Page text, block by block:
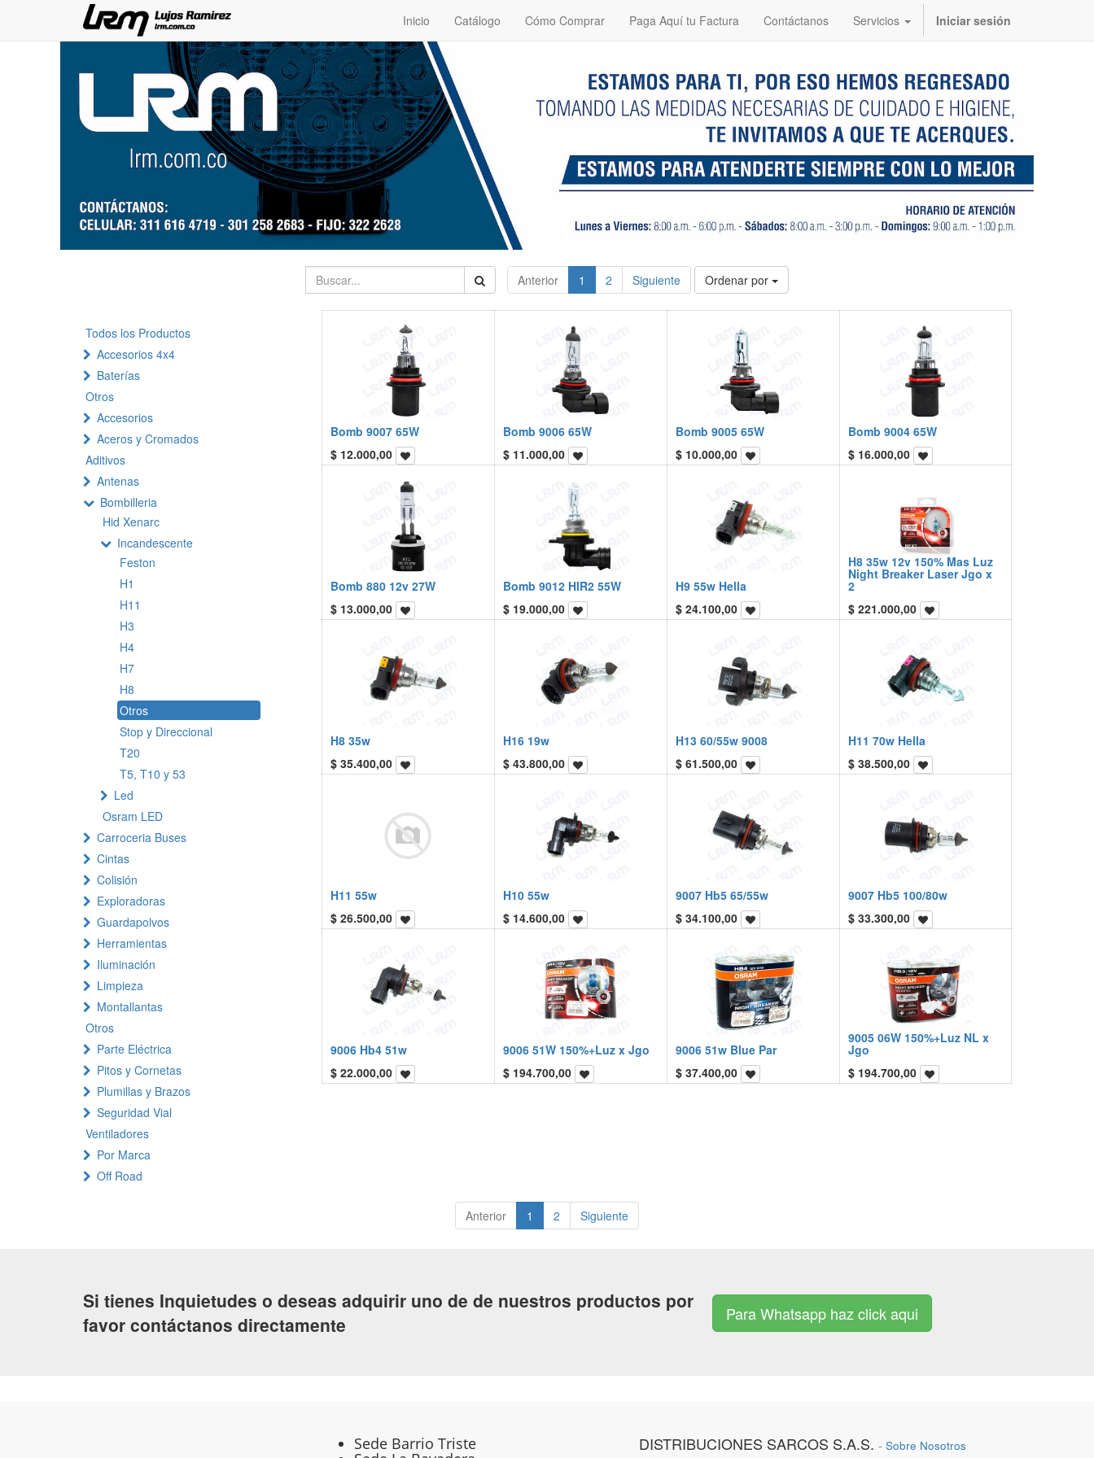
Inicio Catálogo Cómo Comprar Paga Aquí tu Factura Contáctanos Servicios Iniciar sesión
Anterior 1 2 Siguiente Ordenar por
Todos los Productos
Accesorios 4x4
Baterías
Otros
Accesorios
Aceros y Cromados
Aditivos
Antenas
Bombilleria
Hid Xenarc
Incandescente
Feston
H1
H11
H3
H4
H7
H8
Otros
Stop y Direccional
T20
T5, T10 y 53
Led
Osram LED
Carroceria Buses
Cintas
Colisión
Exploradoras
Guardapolvos
Herramientas
Iluminación
Limpieza
Montallantas
Otros
Parte Eléctrica
Pitos y Cornetas
Plumillas y Brazos
Seguridad Vial
Ventiladores
Por Marca
Off Road
Bomb 9007 65W
$ 12.000,00
Bomb 9006 65W
$ 11.000,00
Bomb 9005 65W
$ 10.000,00
Bomb 9004 65W
$ 16.000,00
Bomb 880 12v 27W
$ 13.000,00
Bomb 9012 HIR2 55W
$ 19.000,00
H9 55w Hella
$ 24.100,00
H8 35w 12v 150% Mas Luz
Night Breaker Laser Jgo x
2
$ 221.000,00
H8 35w
$ 35.400,00
H16 19w
$ 43.800,00
H13 60/55w 9008
$ 61.500,00
H11 70w Hella
$ 38.500,00
H11 55w
$ 26.500,00
H10 55w
$ 14.600,00
9007 Hb5 65/55w
$ 34.100,00
9007 Hb5 100/80w
$ 33.300,00
9006 Hb4 51w
$ 22.000,00
9006 51W 150%+Luz x Jgo
$ 194.700,00
9006 51w Blue Par
$ 37.400,00
9005 06W 150%+Luz NL x
Jgo
$ 194.700,00
Anterior 1 2 Siguiente
Si tienes Inquietudes o deseas adquirir uno de de nuestros productos por
favor contáctanos directamente
Para Whatsapp haz click aqui
Sede Barrio Triste DISTRIBUCIONES SARCOS S.A.S. - Sobre Nosotros